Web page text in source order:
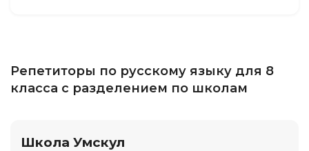
Репетиторы по русскому языку для 8
класса с разделением по школам
Школа Умскул